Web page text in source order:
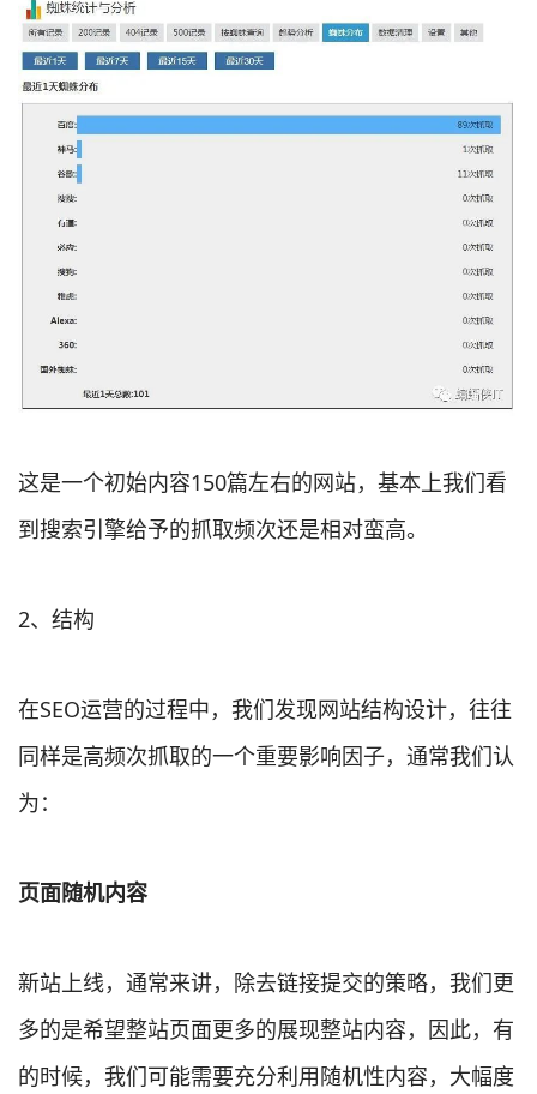
这是一个初始内容150篇左右的网站，基本上我们看
到搜索引擎给予的抓取频次还是相对蛮高。
2、结构
在SEO运营的过程中，我们发现网站结构设计，往往
同样是高频次抓取的一个重要影响因子，通常我们认
为：
页面随机内容
新站上线，通常来讲，除去链接提交的策略，我们更
多的是希望整站页面更多的展现整站内容，因此，有
的时候，我们可能需要充分利用随机性内容，大幅度